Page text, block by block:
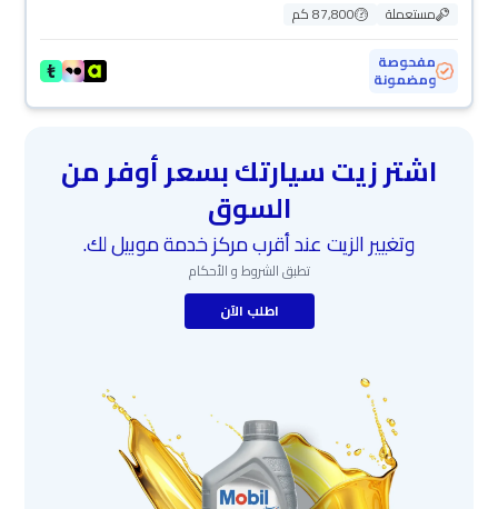
مستعملة
87,800 كم
مفحوصة
ومضمونة
اشتر زيت سيارتك بسعر أوفر من
السوق
وتغيير الزيت عند أقرب مركز خدمة موبيل لك.
تطبق الشروط و الأحكام
اطلب الآن